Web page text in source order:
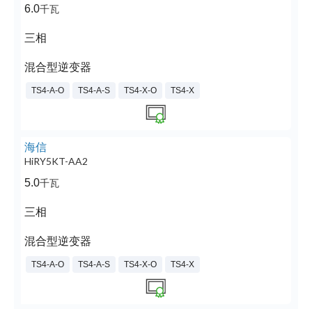
6.0千瓦
三相
混合型逆变器
TS4-A-O TS4-A-S TS4-X-O TS4-X
海信
HiRY5KT-AA2
5.0千瓦
三相
混合型逆变器
TS4-A-O TS4-A-S TS4-X-O TS4-X